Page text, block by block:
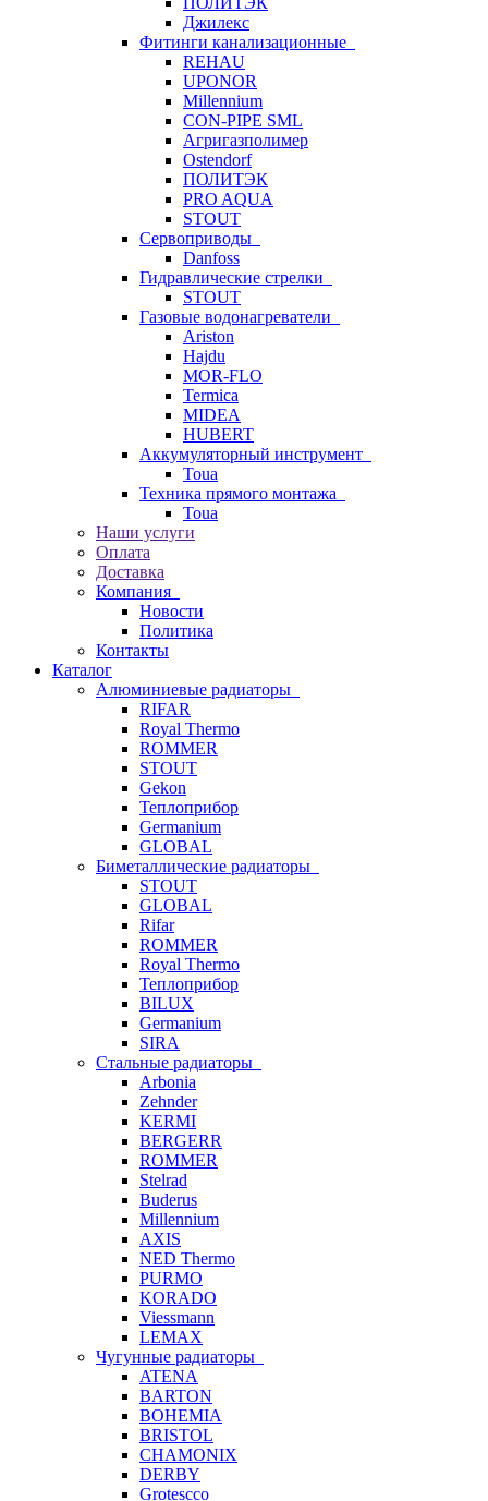
Джилекс
Фитинги канализационные
REHAU
UPONOR
Millennium
CON-PIPE SML
Агригазполимер
Ostendorf
ПОЛИТЭК
PRO AQUA
STOUT
Сервоприводы
Danfoss
Гидравлические стрелки
STOUT
Газовые водонагреватели
Ariston
Hajdu
MOR-FLO
Termica
MIDEA
HUBERT
Аккумуляторный инструмент
Toua
Техника прямого монтажа
Toua
Наши услуги
Оплата
Доставка
Компания
Новости
Политика
Контакты
Каталог
Алюминиевые радиаторы
RIFAR
Royal Thermo
ROMMER
STOUT
Gekon
Теплоприбор
Germanium
GLOBAL
Биметаллические радиаторы
STOUT
GLOBAL
Rifar
ROMMER
Royal Thermo
Теплоприбор
BILUX
Germanium
SIRA
Стальные радиаторы
Arbonia
Zehnder
KERMI
BERGERR
ROMMER
Stelrad
Buderus
Millennium
AXIS
NED Thermo
PURMO
KORADO
Viessmann
LEMAX
Чугунные радиаторы
ATENA
BARTON
BOHEMIA
BRISTOL
CHAMONIX
DERBY
Grotescco